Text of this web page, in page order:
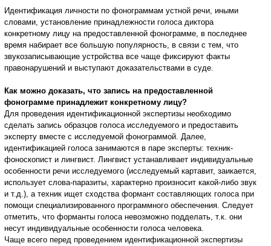
Идентификация личности по фонограммам устной речи, иными
словами, установление принадлежности голоса диктора
конкретному лицу на предоставленной фонограмме, в последнее
время набирает все большую популярность, в связи с тем, что
звукозаписывающие устройства все чаще фиксируют факты
правонарушений и выступают доказательствами в суде.
Как можно доказать, что запись на предоставленной
фонограмме принадлежит конкретному лицу?
Для проведения идентификационной экспертизы необходимо
сделать запись образцов голоса исследуемого и предоставить
эксперту вместе с исследуемой фонограммой. Далее,
идентификацией голоса занимаются в паре эксперты: техник-
фоноскопист и лингвист. Лингвист устанавливает индивидуальные
особенности речи исследуемого (исследуемый картавит, заикается,
использует слова-паразиты, характерно произносит какой-либо звук
и т.д.), а техник ищет сходства формант составляющих голоса при
помощи специализированного программного обеспечения. Следует
отметить, что форманты голоса невозможно подделать, т.к. они
несут индивидуальные особенности голоса человека.
Чаще всего перед проведением идентификационной экспертизы